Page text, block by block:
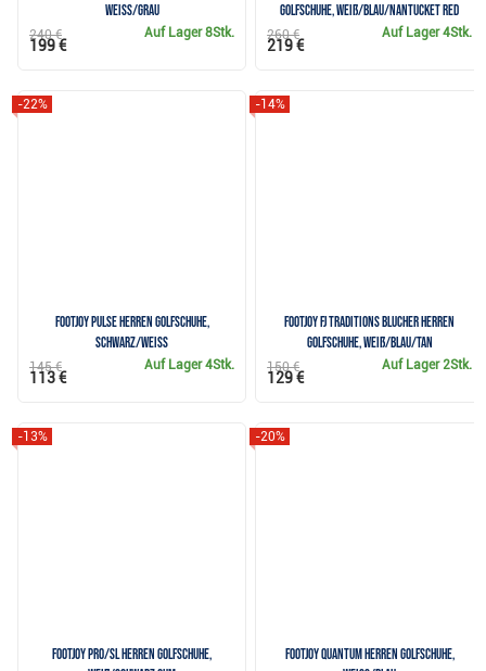
weiss/grau
Auf Lager8Stk.
240 €
199 €
Golfschuhe, weiß/blau/nantucket red
Auf Lager4Stk.
260 €
219 €
FootJoy Pulse Herren Golfschuhe,
schwarz/weiss
-22%
Auf Lager4Stk.
145 €
113 €
FootJoy FJ Traditions Blucher Herren
Golfschuhe, weiß/blau/tan
-14%
Auf Lager2Stk.
150 €
129 €
FootJoy PRO/SL Herren Golfschuhe,
-13%
FootJoy Quantum Herren Golfschuhe,
-20%